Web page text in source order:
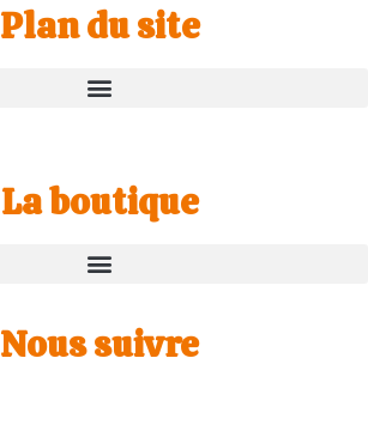
Plan du site
La boutique
Nous suivre